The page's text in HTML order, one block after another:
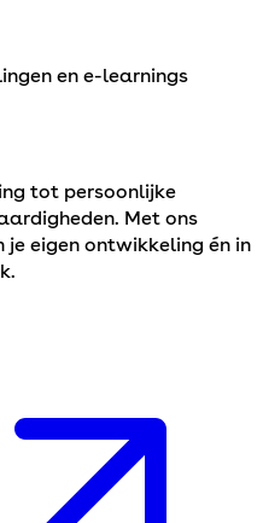
en e-learnings
tot persoonlijke
Met ons
eigen ontwikkeling én in